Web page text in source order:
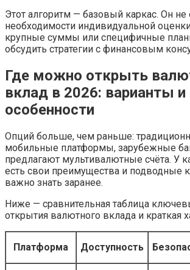
Этот алгоритм — базовый каркас. Он не
необходимости индивидуальной
крупные суммы или специфичные
обсудить стратегии с финансовым
Где можно открыть
вклад в 2026: варианты и
особенности
Опций больше, чем раньше:
мобильные платформы, зарубежные
предлагают мультивалютные счёта. У
есть свои преимущества и подводные
важно знать заранее.
Ниже — сравнительная таблица
открытия валютного вклада и краткая
Платформа Доступность